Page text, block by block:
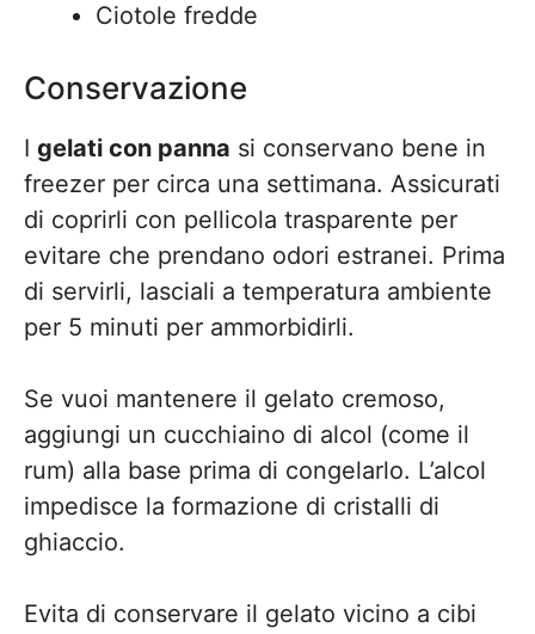
Ciotole fredde
Conservazione
I gelati con panna si conservano bene in
freezer per circa una settimana. Assicurati
di coprirli con pellicola trasparente per
evitare che prendano odori estranei. Prima
di servirli, lasciali a temperatura ambiente
per 5 minuti per ammorbidirli.
Se vuoi mantenere il gelato cremoso,
aggiungi un cucchiaino di alcol (come il
rum) alla base prima di congelarlo. L’alcol
impedisce la formazione di cristalli di
ghiaccio.
Evita di conservare il gelato vicino a cibi